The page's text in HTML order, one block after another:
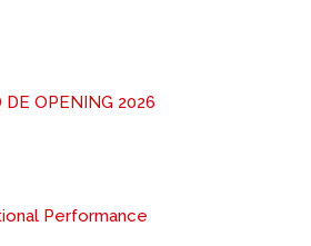
DE OPENING 2026
Performance